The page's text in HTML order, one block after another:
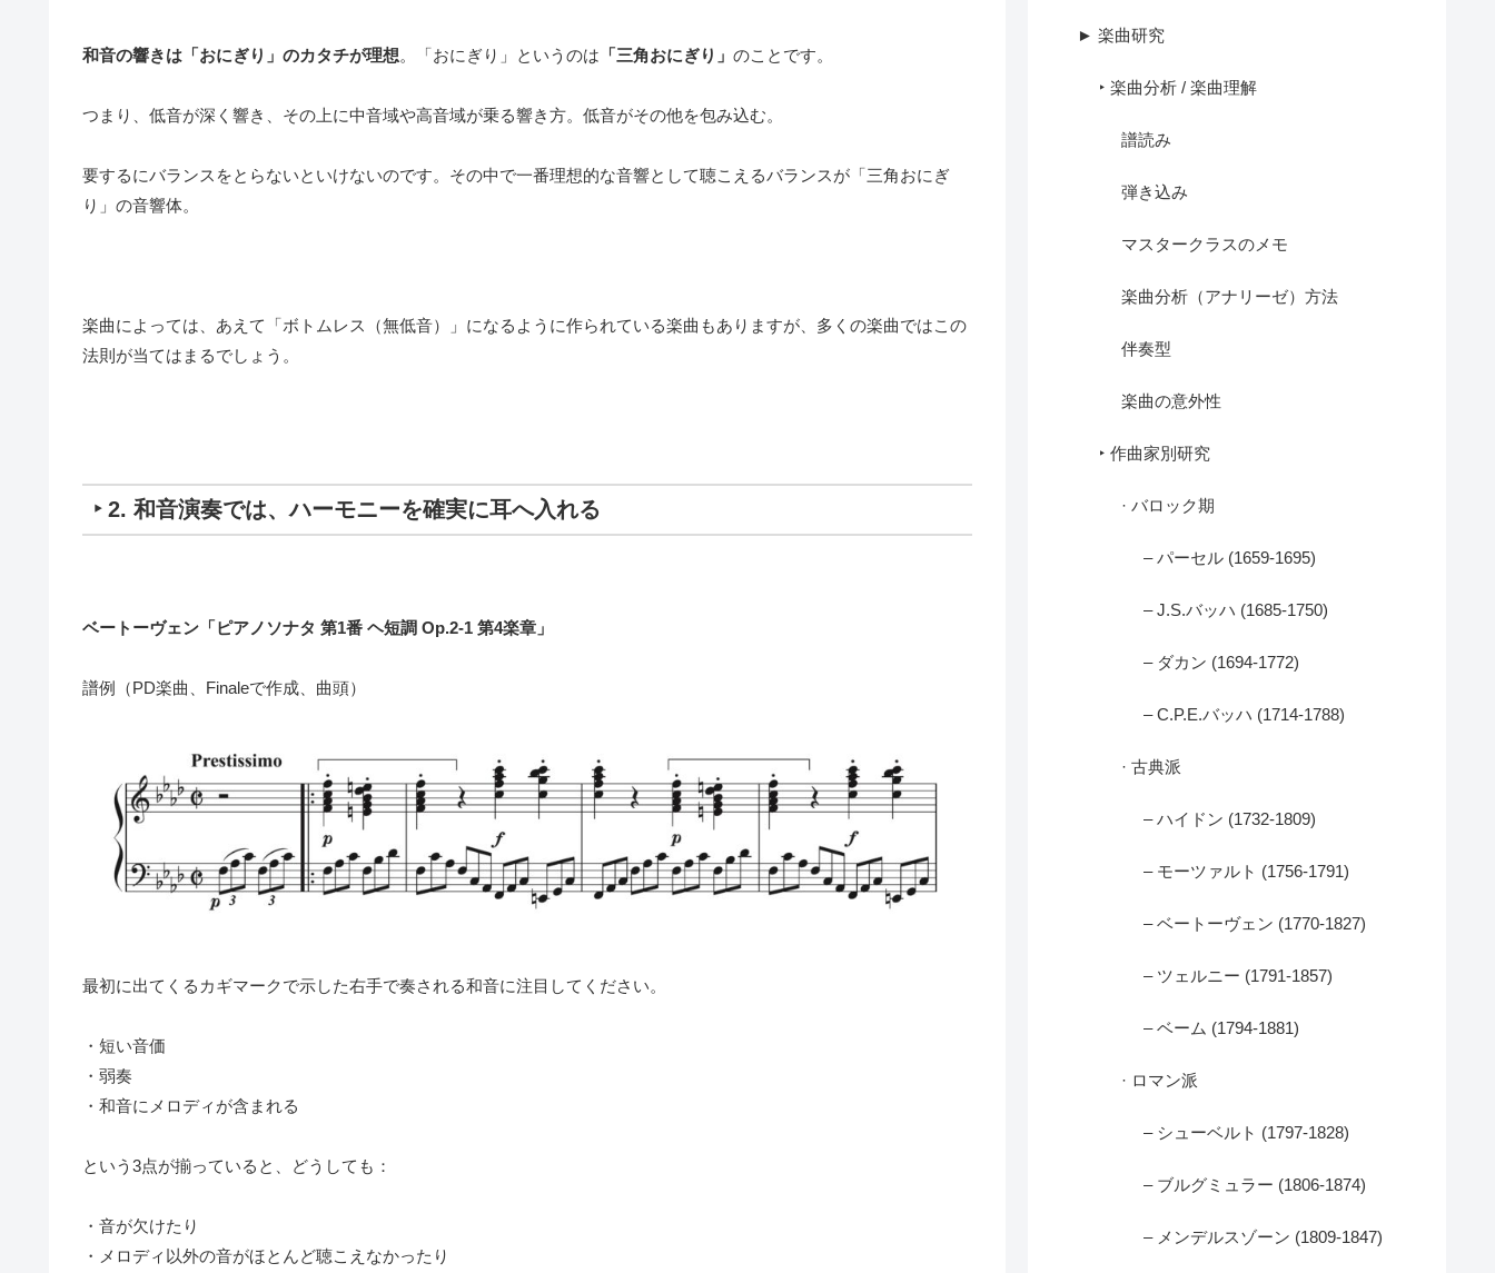
和音の響きは「おにぎり」のカタチが理想。 「おにぎり」というのは 「三角おにぎり」 のことです。
つまり、 低音が深く響き、その上に中音域や高音域が乗る響き方。低音がその他を包み込む。
要するにバランスをとらないといけないのです。 その中で一番理想的な音響として聴こえるバランスが 「三角おにぎ
り」の音響体。
楽曲によっては、 あえて「ボトムレス（無低音）」になるように作られている楽曲もありますが、 多くの楽曲ではこの
法則が当てはまるでしょう。
‣ 2. 和音演奏では、ハーモニーを確実に耳へ入れる
ベートーヴェン「ピアノソナタ 第1番 ヘ短調 Op.2-1 第4楽章」
譜例（PD楽曲、Finaleで作成、曲頭）
最初に出てくるカギマークで示した右手で奏される和音に注目してください。
・短い音価
・弱奏
・和音にメロディが含まれる
という3点が揃っていると、 どうしても：
・音が欠けたり
・メロディ以外の音がほとんど聴こえなかったり
► 楽曲研究
‣ 楽曲分析 / 楽曲理解
譜読み
弾き込み
マスタークラスのメモ
楽曲分析（アナリーゼ）方法
伴奏型
楽曲の意外性
‣ 作曲家別研究
· バロック期
– パーセル (1659-1695)
– J.S.バッハ (1685-1750)
– ダカン (1694-1772)
– C.P.E.バッハ (1714-1788)
· 古典派
– ハイドン (1732-1809)
– モーツァルト (1756-1791)
– ベートーヴェン (1770-1827)
– ツェルニー (1791-1857)
– ベーム (1794-1881)
· ロマン派
– シューベルト (1797-1828)
– ブルグミュラー (1806-1874)
– メンデルスゾーン (1809-1847)